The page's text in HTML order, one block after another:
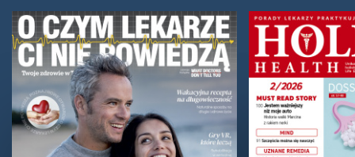
dobowego są groźne dla zdrowia
Badania dowiodły, że niedostateczna ilość snu
zwiększa ryzyko wielu chorób, przyspiesza starzenie
się organizmu i skraca życie. Naturalny rytm...